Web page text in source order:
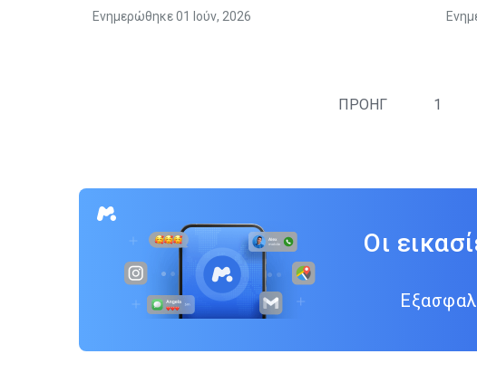
Ενημερώθηκε 01 Ιούν, 2026
ΠΡΟΗΓ 1
Οι